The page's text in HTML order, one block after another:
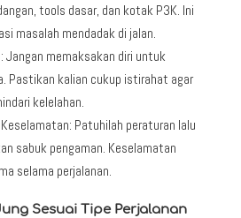
tools dasar, dan kotak P3K. Ini
masalah mendadak di jalan.
Jangan memaksakan diri untuk
Pastikan kalian cukup istirahat agar
kelelahan.
Patuhilah peraturan lalu
sabuk pengaman. Keselamatan
selama perjalanan.
Sesuai Tipe Perjalanan